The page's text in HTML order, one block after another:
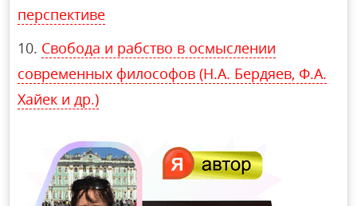
перспективе
Свобода и рабство в осмыслении
современных философов (Н.А. Бердяев, Ф.А.
Хайек и др.)